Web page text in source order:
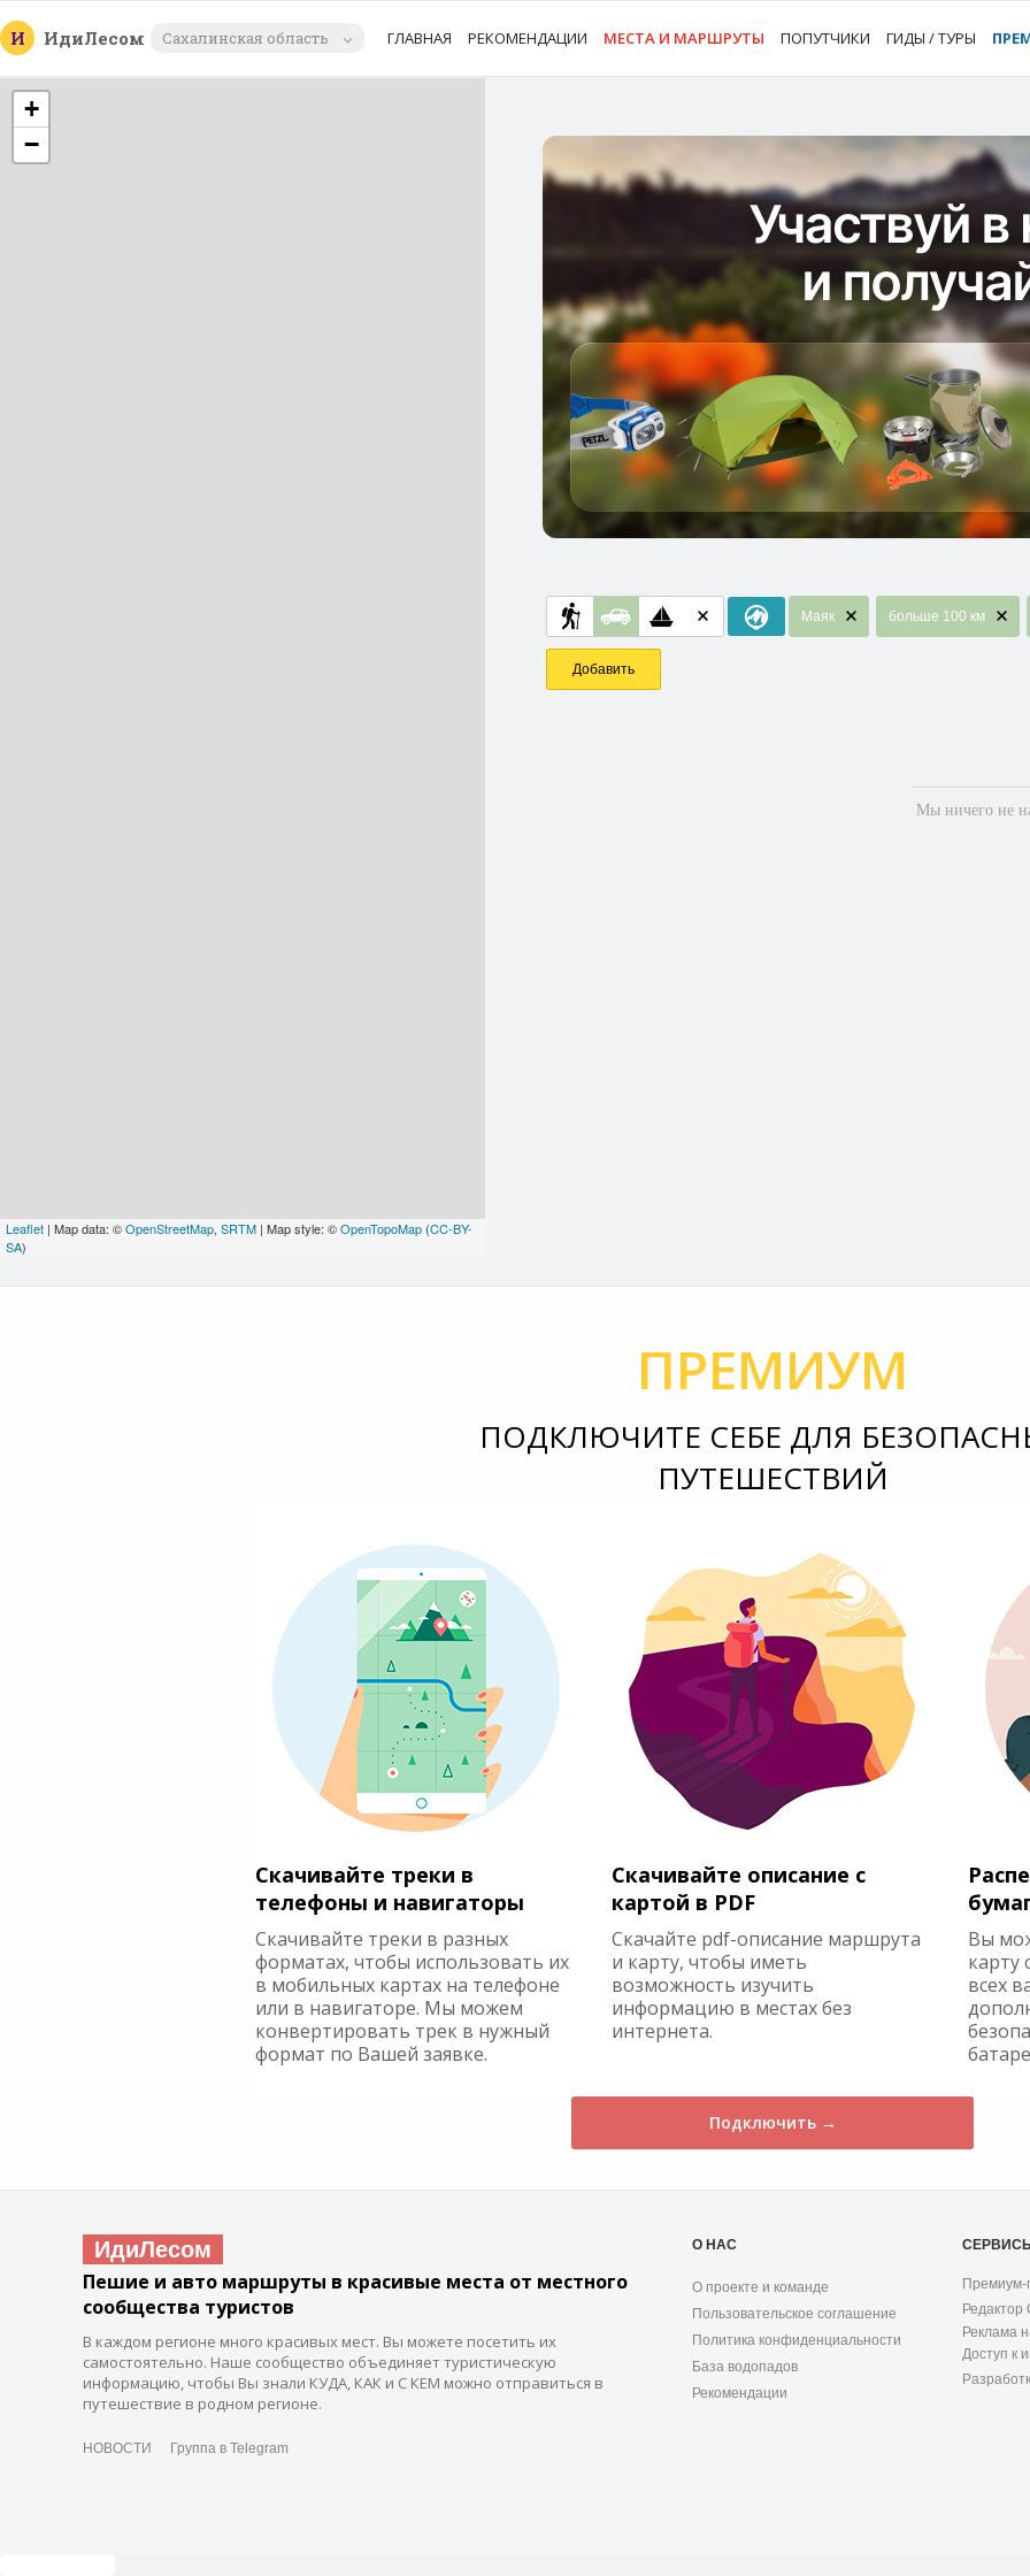
И ИдиЛесом Сахалинская область ГЛАВНАЯ РЕКОМЕНДАЦИИ МЕСТА И МАРШРУТЫ ПОПУТЧИКИ ГИДЫ / ТУРЫ
+
−
Leaflet | Map data: ©OpenStreetMap, SRTM | Map style: ©OpenTopoMap (CC-BY-
SA)
Маяк больше 100 км
Добавить
Мы ничего не
ПРЕМИУМ
ПОДКЛЮЧИТЕ СЕБЕ ДЛЯ
ПУТЕШЕСТВИЙ
Скачивайте треки в
телефоны и навигаторы
Скачивайте треки в разных
форматах, чтобы использовать их
в мобильных картах на телефоне
или в навигаторе. Мы можем
конвертировать трек в нужный
формат по Вашей заявке.
Скачивайте описание с
картой в PDF
Скачайте pdf-описание маршрута
и карту, чтобы иметь
возможность изучить
информацию в местах без
интернета.
Вы
карту
всех
Подключить →
ИдиЛесом
Пешие и авто маршруты в красивые места от местного
сообщества туристов
В каждом регионе много красивых мест. Вы можете посетить их
самостоятельно. Наше сообщество объединяет туристическую
информацию, чтобы Вы знали КУДА, КАК и С КЕМ можно отправиться в
путешествие в родном регионе.
НОВОСТИ Группа в Telegram
О НАС
О проекте и команде
Пользовательское соглашение
Политика конфиденциальности
База водопадов
Рекомендации
Премиум-
Редактор
Реклама
Доступ к